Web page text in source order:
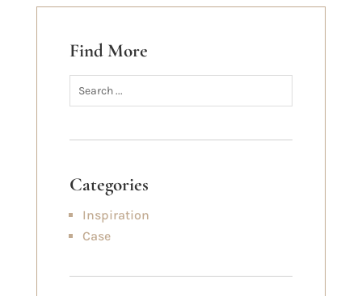
Find More
Categories
Inspiration
Case